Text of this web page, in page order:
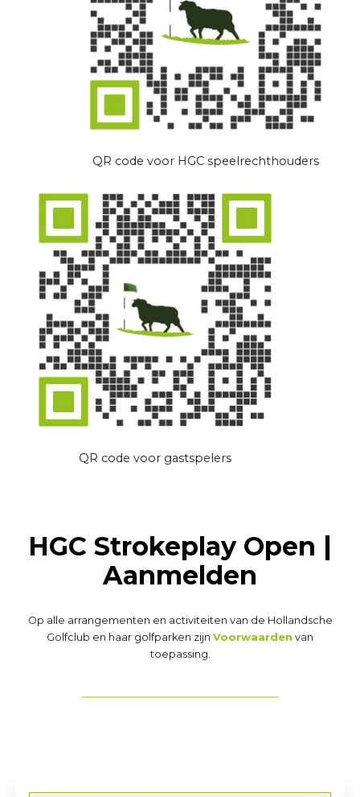
QR code voor HGC speelrechthouders
QR code voor gastspelers
HGC Strokeplay Open |
Aanmelden
Op alle arrangementen en activiteiten van de Hollandsche
Golfclub en haar golfparken zijn Voorwaarden van
toepassing.